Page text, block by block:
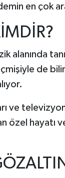
en çok
alanında
de
ve
özel hayatı